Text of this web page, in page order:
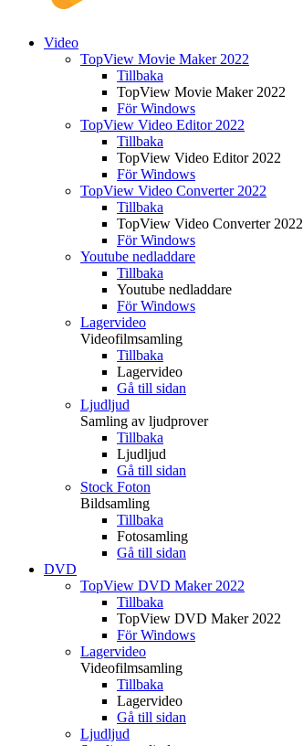
Video
TopView Movie Maker 2022
Tillbaka
TopView Movie Maker 2022
För Windows
TopView Video Editor 2022
Tillbaka
TopView Video Editor 2022
För Windows
TopView Video Converter 2022
Tillbaka
TopView Video Converter 2022
För Windows
Youtube nedladdare
Tillbaka
Youtube nedladdare
För Windows
Lagervideo
Videofilmsamling
Tillbaka
Lagervideo
Gå till sidan
Ljudljud
Samling av ljudprover
Tillbaka
Ljudljud
Gå till sidan
Stock Foton
Bildsamling
Tillbaka
Fotosamling
Gå till sidan
DVD
TopView DVD Maker 2022
Tillbaka
TopView DVD Maker 2022
För Windows
Lagervideo
Videofilmsamling
Tillbaka
Lagervideo
Gå till sidan
Ljudljud